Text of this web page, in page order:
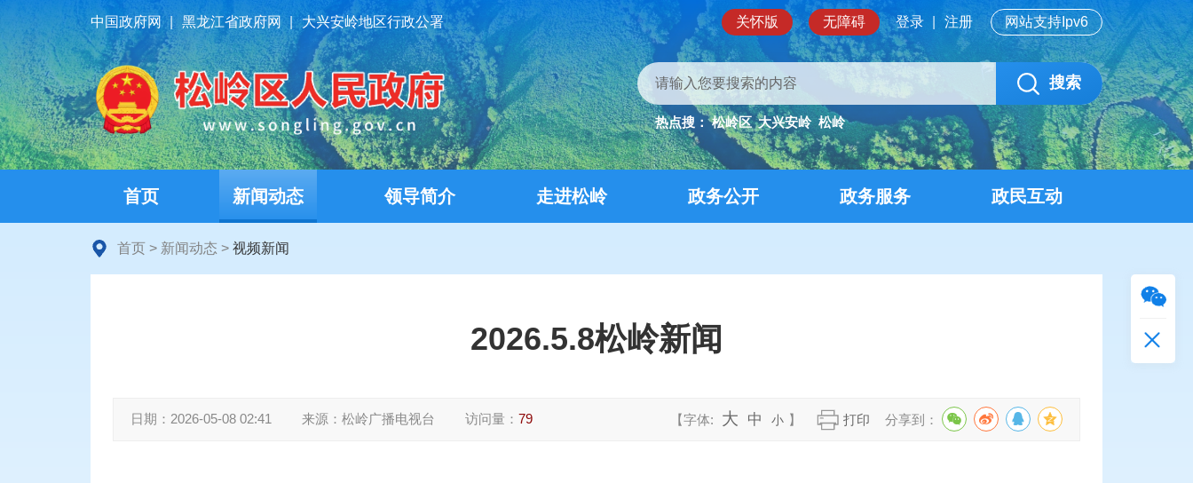
中国政府网 黑龙江省政府网 | 大兴安岭地区行政公署 关怀版 无障碍 网站支持Ipv6
登录 注册
搜索
热点搜： 松岭区 大兴安岭 松岭
首页 新闻动态 领导简介 走进松岭 政务公开 政务服务 政民互动
首页 > 新闻动态 > 视频新闻
2026.5.8松岭新闻
日期： 2026-05-08 02:41 来源： 松岭广播电视台 访问量： 79 【字体: 大 中 小 】 打印 分享到：